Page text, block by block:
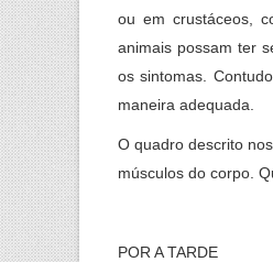
ou em crustáceos,
animais possam ter
os sintomas.
maneira adequada.
O quadro descrito
músculos do corpo.
POR A TARDE